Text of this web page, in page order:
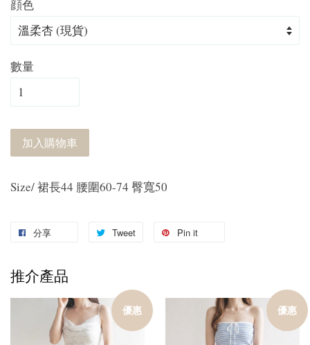
顔色
數量
加入購物車
Size/ 裙長44 腰圍60-74 臀寬50
分享 Tweet Pin it
推介產品
優惠 優惠